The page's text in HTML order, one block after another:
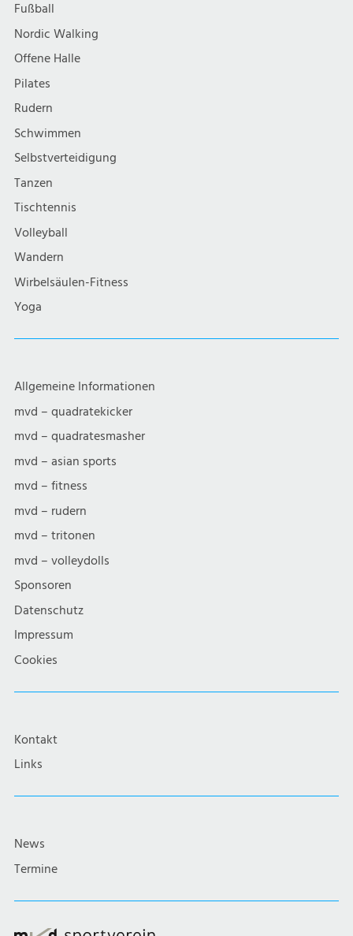
Fußball
Nordic Walking
Offene Halle
Pilates
Rudern
Schwimmen
Selbstverteidigung
Tanzen
Tischtennis
Volleyball
Wandern
Wirbelsäulen-Fitness
Yoga
Allgemeine Informationen
mvd – quadratekicker
mvd – quadratesmasher
mvd – asian sports
mvd – fitness
mvd – rudern
mvd – tritonen
mvd – volleydolls
Sponsoren
Datenschutz
Impressum
Cookies
Kontakt
Links
News
Termine